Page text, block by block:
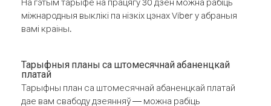
міжнародныя выклікі па нізкіх цэнах Viber у абраныя
вамі краіны.
Тарыфныя планы са штомесячнай абаненцкай
платай
Тарыфны план са штомесячнай абаненцкай платай
дае вам свабоду дзеянняў — можна рабіць